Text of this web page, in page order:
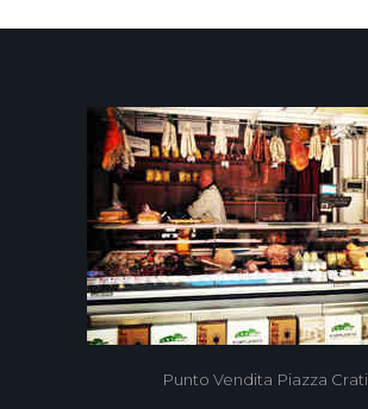
Punto Vendita Piazza Crati